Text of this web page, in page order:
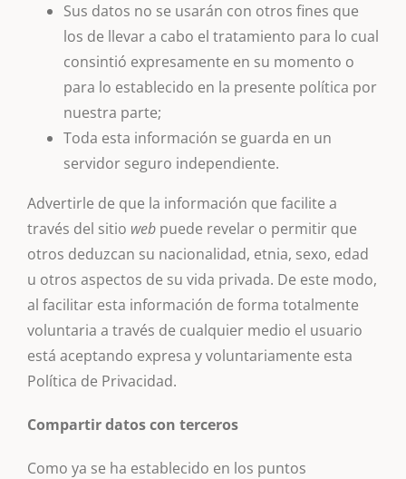
Sus datos no se usarán con otros fines que
los de llevar a cabo el tratamiento para lo cual
consintió expresamente en su momento o
para lo establecido en la presente política por
nuestra parte;
Toda esta información se guarda en un
servidor seguro independiente.
Advertirle de que la información que facilite a
través del sitio webpuede revelar o permitir que
otros deduzcan su nacionalidad, etnia, sexo, edad
u otros aspectos de su vida privada. De este modo,
al facilitar esta información de forma totalmente
voluntaria a través de cualquier medio el usuario
está aceptando expresa y voluntariamente esta
Política de Privacidad.
Compartir datos con terceros
Como ya se ha establecido en los puntos